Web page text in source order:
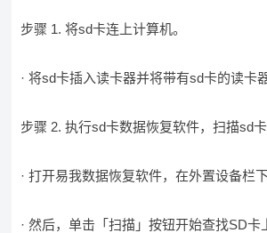
步骤 1. 将sd卡连上计算机。
· 将sd卡插入读卡器并将带有sd卡的读卡
步骤 2. 执行sd卡数据恢复软件，扫描sd卡
· 打开易我数据恢复软件，在外置设备栏
· 然后，单击「扫描」按钮开始查找SD卡